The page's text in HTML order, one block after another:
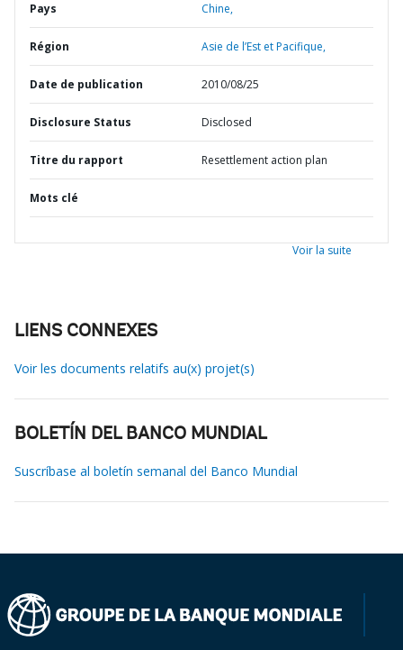
Pays Chine,
Région Asie de l’Est et Pacifique,
Date de publication 2010/08/25
Disclosure Status Disclosed
Titre du rapport Resettlement action plan
Mots clé
Voir la suite
LIENS CONNEXES
Voir les documents relatifs au(x) projet(s)
BOLETÍN DEL BANCO MUNDIAL
Suscríbase al boletín semanal del Banco Mundial